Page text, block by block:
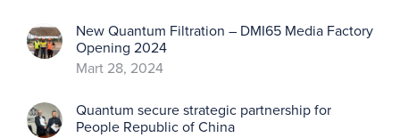
New Quantum Filtration – DMI65 Media Factory
Opening 2024
Mart 28, 2024
Quantum secure strategic partnership for
People Republic of China